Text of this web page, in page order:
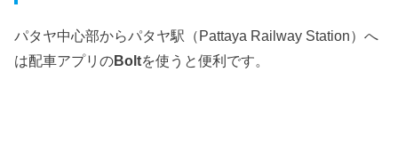
パタヤ中心部からパタヤ駅（Pattaya Railway Station）へ
は配車アプリのBoltを使うと便利です。